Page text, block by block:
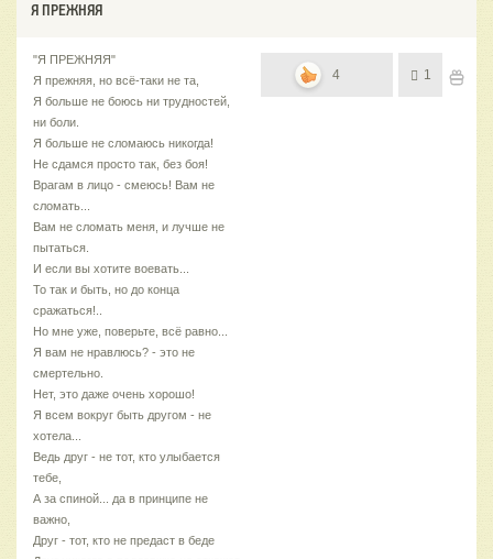
Я ПРЕЖНЯЯ
"Я ПРЕЖНЯЯ"
Я прежняя, но всё-таки не та,
Я больше не боюсь ни трудностей,
ни боли.
Я больше не сломаюсь никогда!
Не сдамся просто так, без боя!
Врагам в лицо - смеюсь! Вам не
сломать...
Вам не сломать меня, и лучше не
пытаться.
И если вы хотите воевать...
То так и быть, но до конца
сражаться!..
Но мне уже, поверьте, всё равно...
Я вам не нравлюсь? - это не
смертельно.
Нет, это даже очень хорошо!
Я всем вокруг быть другом - не
хотела...
Ведь друг - не тот, кто улыбается
тебе,
А за спиной... да в принципе не
важно,
Друг - тот, кто не предаст в беде
4 1